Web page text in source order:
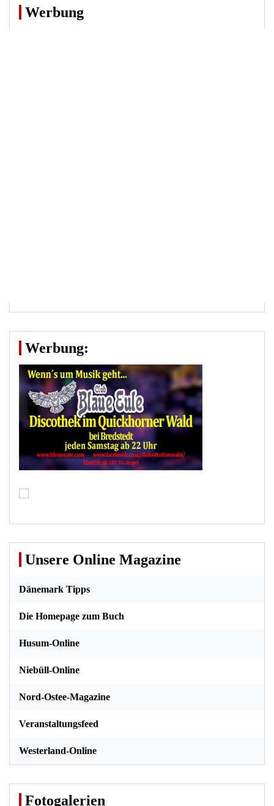
Werbung
Werbung:
Unsere Online Magazine
Dänemark Tipps
Die Homepage zum Buch
Husum-Online
Niebüll-Online
Nord-Ostee-Magazine
Veranstaltungsfeed
Westerland-Online
Fotogalerien